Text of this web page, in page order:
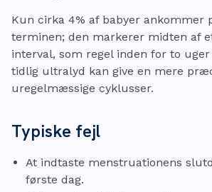
Kun cirka 4% af babyer ankommer
terminen; den markerer midten af
interval, som regel inden for to
tidlig ultralyd kan give en mere
uregelmæssige cyklusser.
Typiske fejl
At indtaste menstruationens
første dag.